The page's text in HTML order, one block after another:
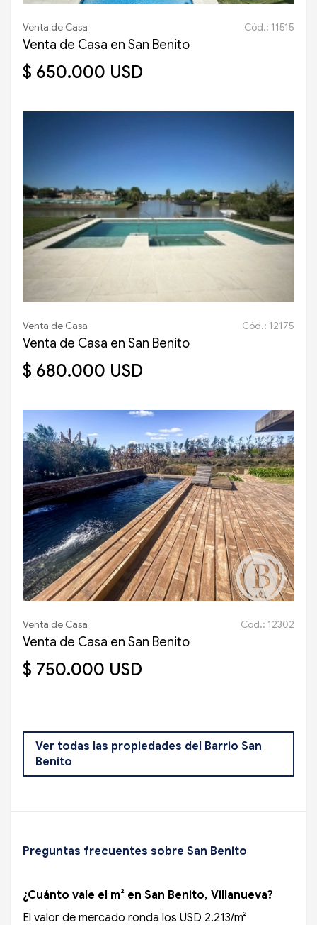
Venta de Casa Cód.: 11515
Venta de Casa en San Benito
$ 650.000 USD
Venta de Casa Cód.: 12175
Venta de Casa en San Benito
$ 680.000 USD
Venta de Casa Cód.: 12302
Venta de Casa en San Benito
$ 750.000 USD
Ver todas las propiedades del Barrio San
Benito
Preguntas frecuentes sobre San Benito
¿Cuánto vale el m² en San Benito, Villanueva?
El valor de mercado ronda los USD 2.213/m²